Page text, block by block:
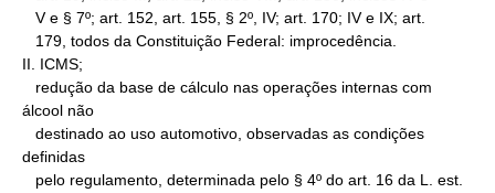
II. ICMS;
álcool não
definidas